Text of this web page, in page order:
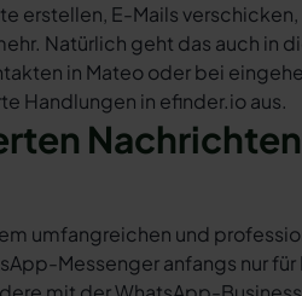
erstellen, E-Mails
Natürlich geht das auch in
in Mateo oder bei
Handlungen in efinder.io aus.
umfangreichen und
Messenger anfangs nur